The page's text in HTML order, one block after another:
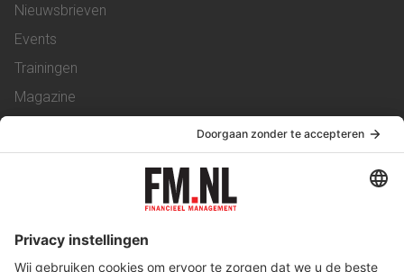
Nieuwsbrieven
Events
Trainingen
Magazine
Service & Contact
Werken bij ons